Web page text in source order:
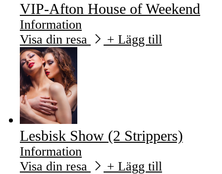
VIP-Afton House of Weekend
Information
Visa din resa
+ Lägg till
Lesbisk Show (2 Strippers)
Information
Visa din resa
+ Lägg till